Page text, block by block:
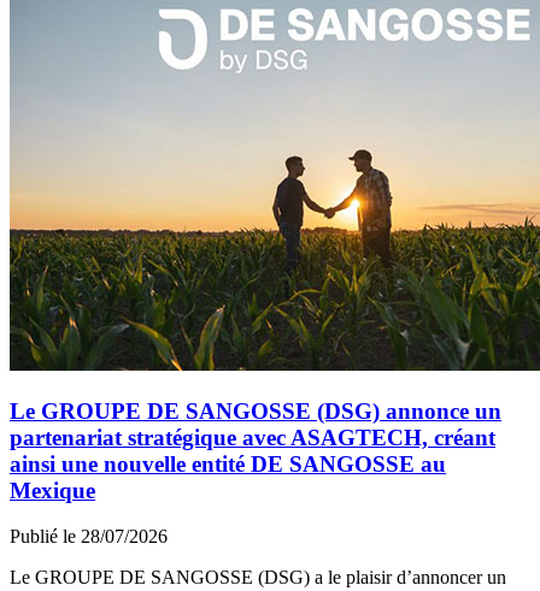
Le GROUPE DE SANGOSSE (DSG) annonce un
partenariat stratégique avec ASAGTECH, créant
ainsi une nouvelle entité DE SANGOSSE au
Mexique
Publié le 28/07/2026
Le GROUPE DE SANGOSSE (DSG) a le plaisir d’annoncer un